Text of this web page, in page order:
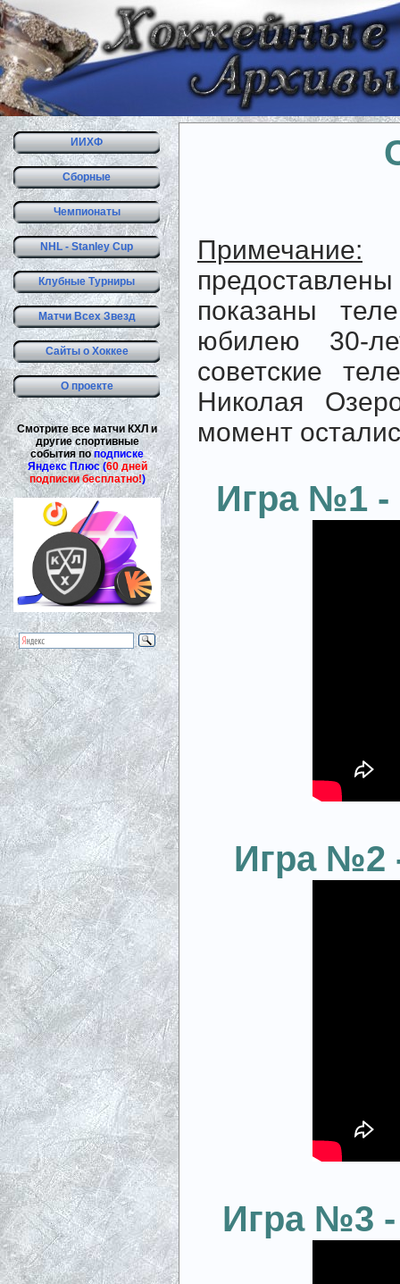
ИИХФ
Сборные
Чемпионаты
NHL - Stanley Cup
Клубные Турниры
Матчи Всех Звезд
Сайты о Хоккее
О проекте
Смотрите все матчи КХЛ и
другие спортивные
события поподписке
Яндекс Плюс (60 дней
подписки бесплатно!)
Примечание:
показаны
юбилею 30-
советские
Николая
момент
Игра №1 -
Игра №2
Игра №3 -